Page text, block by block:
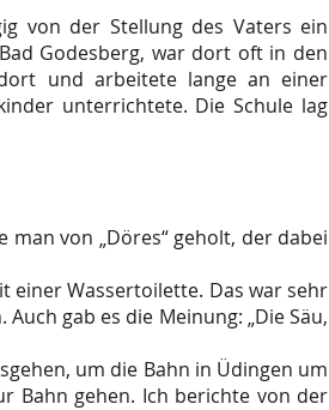
von der Stellung des Vaters ein
Godesberg, war dort oft in den
und arbeitete lange an einer
unterrichtete. Die Schule lag
von „Döres“ geholt, der dabei
einer Wassertoilette. Das war sehr
gab es die Meinung: „Die Säu,
um die Bahn in Üdingen um
Bahn gehen. Ich berichte von der